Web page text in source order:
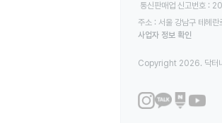
통신판매업 신고번호
주소 : 서울 강남구 테헤
사업자 정보 확인
Copyright 2026. 닥터